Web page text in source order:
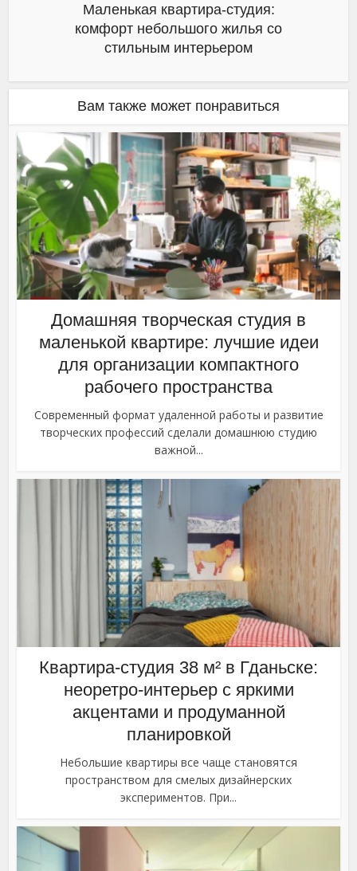
Маленькая квартира-студия:
комфорт небольшого жилья со
стильным интерьером
Вам также может понравиться
Домашняя творческая студия в
маленькой квартире: лучшие идеи
для организации компактного
рабочего пространства
Современный формат удаленной работы и развитие
творческих профессий сделали домашнюю студию
важной...
Квартира-студия 38 м² в Гданьске:
неоретро-интерьер с яркими
акцентами и продуманной
планировкой
Небольшие квартиры все чаще становятся
пространством для смелых дизайнерских
экспериментов. При...